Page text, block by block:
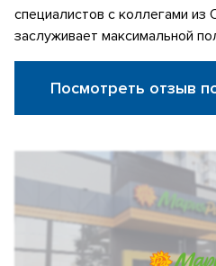
специалистов с коллегами
заслуживает максимальной
Посмотреть отзыв